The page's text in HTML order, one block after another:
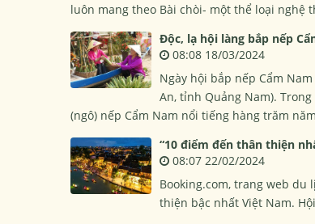
luôn mang theo Bài chòi- một thể loại
Độc, lạ hội làng bắp nếp
08:08 18/03/2024
Ngày hội bắp nếp Cẩm
An, tỉnh Quảng Nam).
(ngô) nếp Cẩm Nam nổi tiếng hàng trăm
“10 điểm đến thân thiện
08:07 22/02/2024
Booking.com, trang web
thiện bậc nhất Việt Nam.